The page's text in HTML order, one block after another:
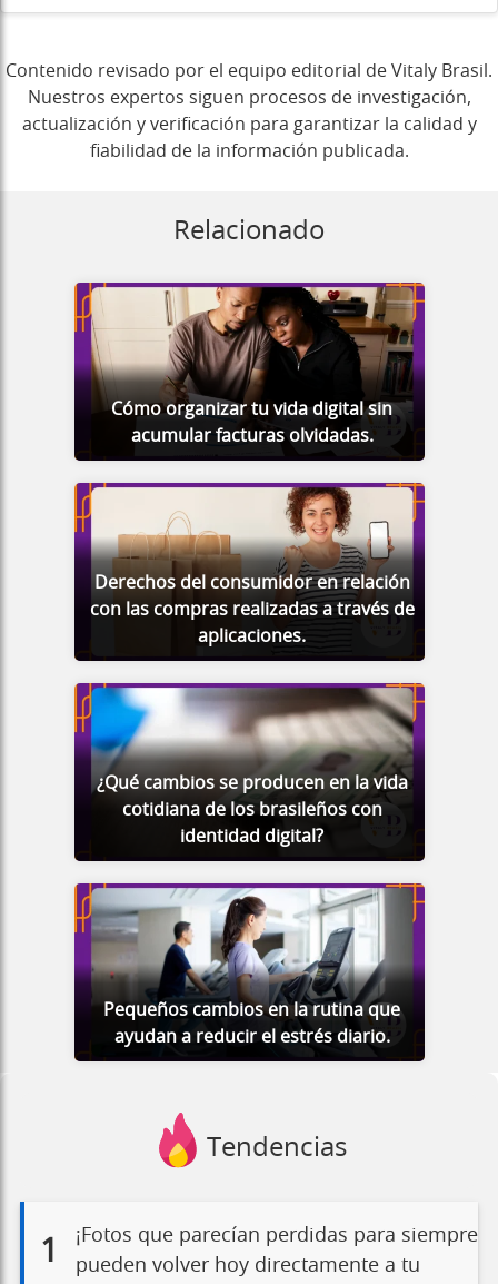
Contenido revisado por el equipo editorial de Vitaly Brasil.
Nuestros expertos siguen procesos de investigación,
actualización y verificación para garantizar la calidad y
fiabilidad de la información publicada.
Relacionado
Cómo organizar tu vida digital sin
acumular facturas olvidadas.
Derechos del consumidor en relación
con las compras realizadas a través de
aplicaciones.
¿Qué cambios se producen en la vida
cotidiana de los brasileños con
identidad digital?
Pequeños cambios en la rutina que
ayudan a reducir el estrés diario.
Tendencias
1
¡Fotos que parecían perdidas para siempre
pueden volver hoy directamente a tu